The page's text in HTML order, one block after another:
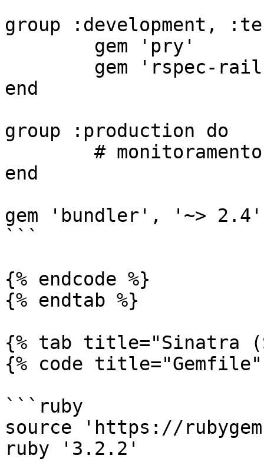
group :development,
end
group :production do
end
gem 'bundler', '~> 2.4'
```
{% endcode %}
{% endtab %}
{% tab title="Sinatra
{% code title="Gemfile"
```ruby
source 'https://
ruby '3.2.2'